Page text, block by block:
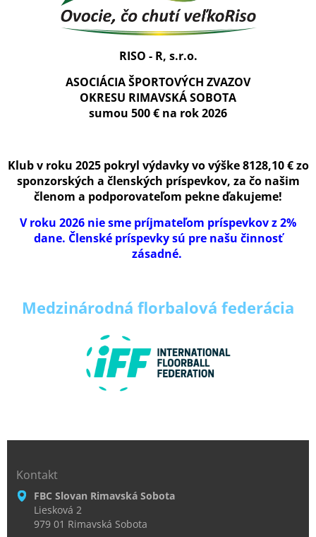
RISO - R, s.r.o.
ASOCIÁCIA ŠPORTOVÝCH ZVAZOV
OKRESU RIMAVSKÁ SOBOTA
sumou 500 € na rok 2026
Klub v roku 2025 pokryl výdavky vo výške 8128,10 € zo
sponzorských a členských príspevkov, za čo našim
členom a podporovateľom pekne ďakujeme!
V roku 2026 nie sme príjmateľom príspevkov z 2%
dane. Členské príspevky sú pre našu činnosť
zásadné.
Medzinárodná florbalová federácia
Kontakt
FBC Slovan Rimavská Sobota
Liesková 2
979 01 Rimavská Sobota